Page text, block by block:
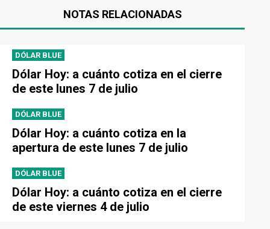
NOTAS RELACIONADAS
DÓLAR BLUE
Dólar Hoy: a cuánto cotiza en el cierre
de este lunes 7 de julio
DÓLAR BLUE
Dólar Hoy: a cuánto cotiza en la
apertura de este lunes 7 de julio
DÓLAR BLUE
Dólar Hoy: a cuánto cotiza en el cierre
de este viernes 4 de julio